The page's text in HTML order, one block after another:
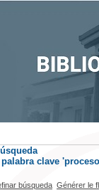
clave
búsqueda Générer le